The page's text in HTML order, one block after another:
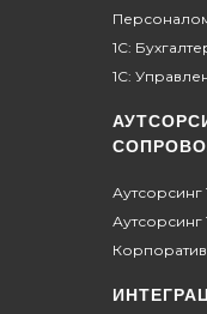
1С:
1С:
Аутсорсинг
Аутсорсинг